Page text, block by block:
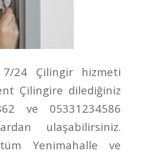
7/24 Çilingir hizmeti
Çilingire dilediğiniz
ve 05331234586
ulaşabilirsiniz.
Yenimahalle ve